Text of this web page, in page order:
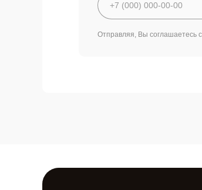
Отправляя, Вы соглашаетесь с